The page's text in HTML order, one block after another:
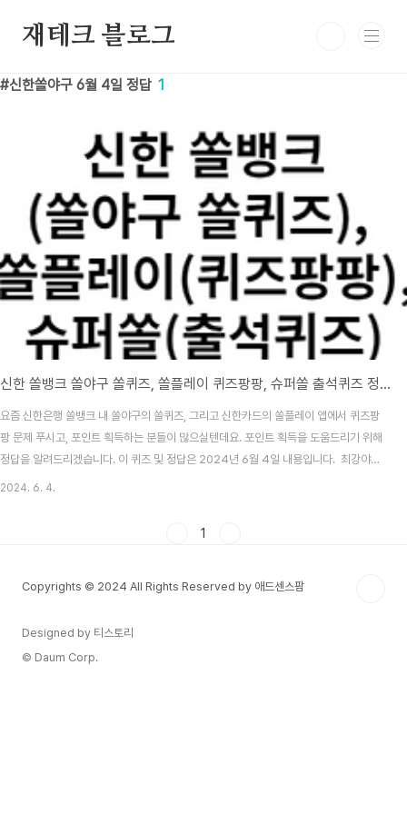
재테크 블로그
신한쏠야구 6월 4일 정답 1
신한 쏠뱅크 쏠야구 쏠퀴즈, 쏠플레이 퀴즈팡팡, 슈퍼쏠 출석퀴즈 정답 6월 4일
요즘 신한은행 쏠뱅크 내 쏠야구의 쏠퀴즈, 그리고 신한카드의 쏠플레이 앱에서 퀴즈팡
팡 문제 푸시고, 포인트 획득하는 분들이 많으실텐데요. 포인트 획득을 도움드리기 위해
정답을 알려드리겠습니다. 이 퀴즈 및 정답은 2024년 6월 4일 내용입니다. 최강야구
시즌3 방송시간, 선수, 전적 총정리 목차 신한 쏠뱅크 쏠야구(쏠퀴즈) 6월 4일 문제 및
겨볼만한 ..
2024. 6. 4.
1
Copyrights © 2024 All Rights Reserved by 애드센스팜
Designed by 티스토리
© Daum Corp.